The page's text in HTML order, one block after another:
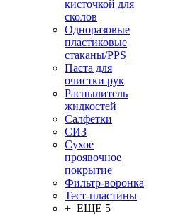
кисточкой для
сколов
Одноразовые
пластиковые
стаканы/PPS
Паста для
очистки рук
Распылитель
жидкостей
Салфетки
СИЗ
Сухое
проявочное
покрытие
Фильтр-воронка
Тест-пластины
+ ЕЩЕ 5